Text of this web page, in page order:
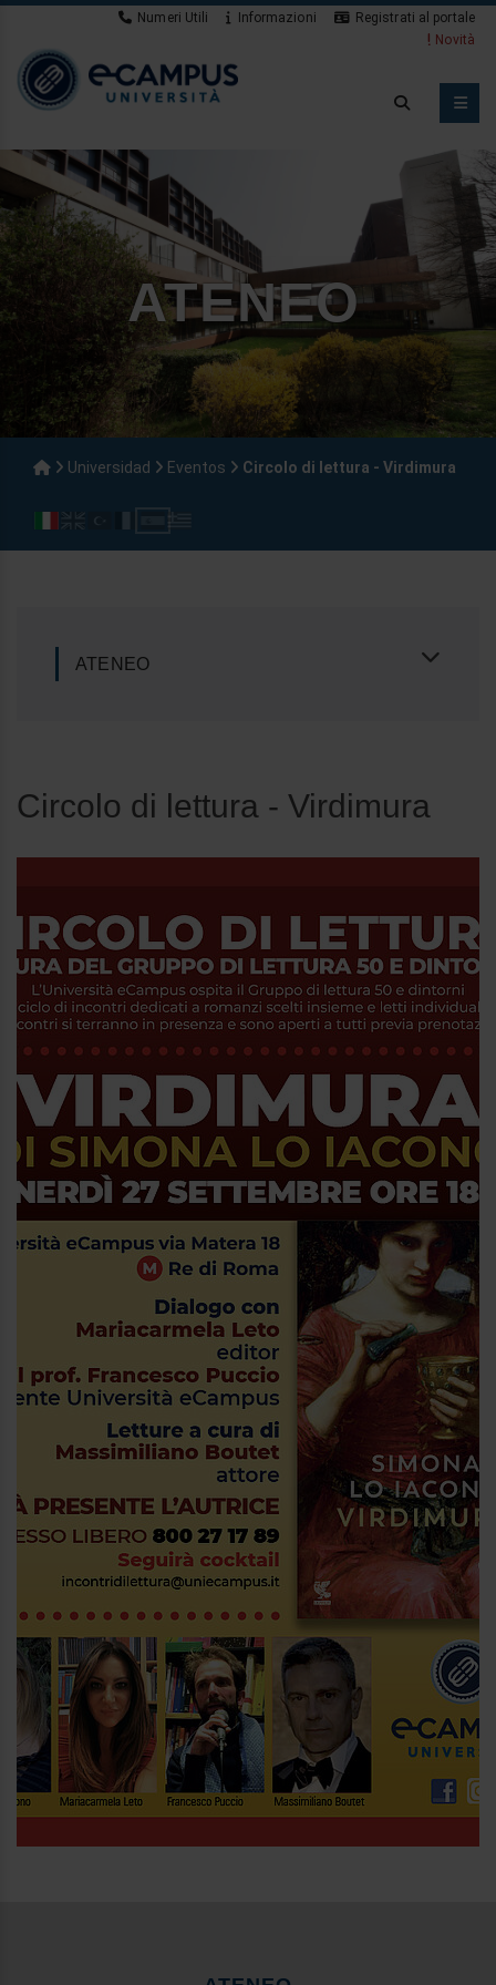
Numeri Utili Informazioni
Registrati al portale
Novità
ATENEO
Universidad Eventos Circolo di lettura - Virdimura
ATENEO
Circolo di lettura - Virdimura